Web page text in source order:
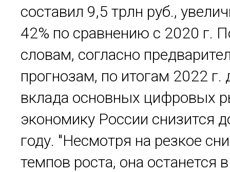
составил 9,5 трлн руб.,
42% по сравнению с 2020 г.
словам, согласно
прогнозам, по итогам 2022 г.
вклада основных цифровых
экономику России снизится
году. "Несмотря на резкое
темпов роста, она останется в